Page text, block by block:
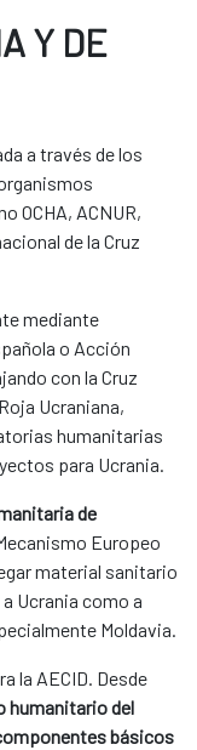
Y DE
a través de los
OCHA, ACNUR,
de la Cruz
mediante
o Acción
con la Cruz
Ucraniana,
humanitarias
para Ucrania.
de
Europeo
material sanitario
Ucrania como a
Moldavia.
la AECID. Desde
humanitario del
básicos